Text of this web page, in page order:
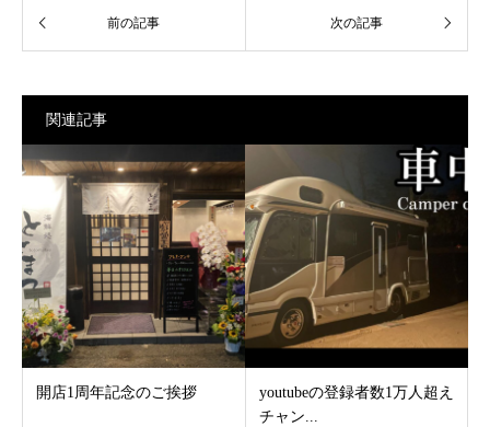
関連記事
開店1周年記念のご挨拶
youtubeの登録者数1万人超え
チャン...